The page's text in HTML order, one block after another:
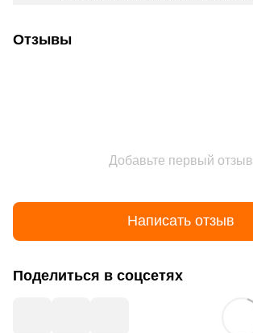
Отзывы
Добавьте первый отзыв
Написать отзыв
Поделиться в соцсетях